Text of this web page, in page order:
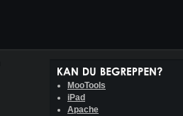
MooTools
iPad
Apache